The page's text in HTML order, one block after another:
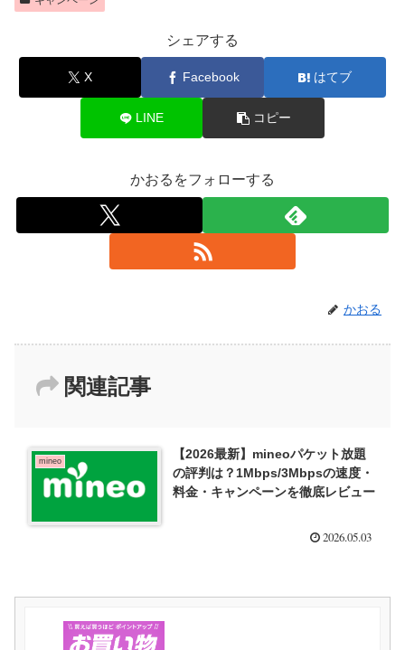
シェアする
X Facebook はてブ
LINE コピー
かおるをフォローする
かおる
関連記事
mineo
【2026最新】mineoパケット放題
の評判は？1Mbps/3Mbpsの速度・
料金・キャンペーンを徹底レビュー
2026.05.03